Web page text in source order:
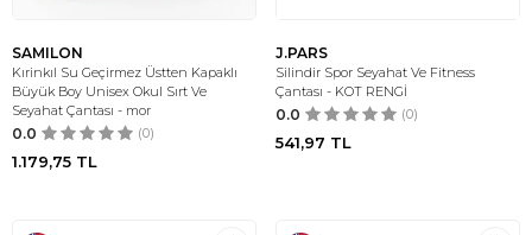
SAMILON
Kırinkıl Su Geçirmez Üstten Kapaklı
Büyük Boy Unisex Okul Sırt Ve
Seyahat Çantası - mor
0.0 (0)
1.179,75 TL
J.PARS
Silindir Spor Seyahat Ve Fitness
Çantası - KOT RENGİ
0.0 (0)
541,97 TL